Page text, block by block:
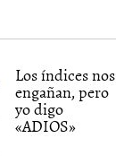
Los índices nos
engañan, pero
yo digo
«ADIOS»